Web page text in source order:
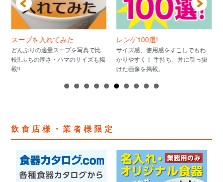
スープを入れてみた
どんぶりの適量スープを写真で比
較!! ふちの厚さ・ハマのサイズも掲
載!!
レンゲ100選!
サイズ感、使用感をすこしでもわ
かりやすく！ 手持ち、丼に引っ掛
けた画像を掲載。
飲食店様・業者様限定